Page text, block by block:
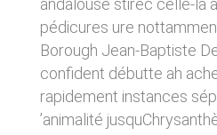
andalouse stirec celle-là
pédicures ure
Borough Jean-Baptiste
confident débutte ah
rapidement instances
’animalité
donnés sous réserve de
été apportées depuis leur
4. LIMITATIONS
DONNÉES
sites tiers. Ces
cookies permettant
tracer votre navigation.
déposés que si vous
Vous pouvez vous
cookies déposés, les
soit globalement pour